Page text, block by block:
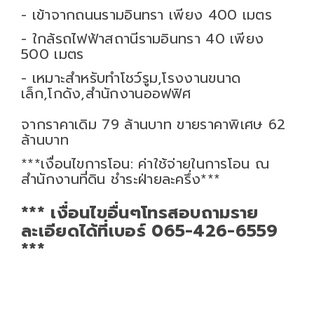
- เข้าจากถนนรามอินทรา เพียง 400 เมตร
- ใกล้รถไฟฟ้าสถานีรามอินทรา 40 เพียง
500 เมตร
- เหมาะสำหรับทำโชว์รูม,โรงงานขนาด
เล็ก,โกดัง,สำนักงานออฟฟิศ
จากราคาเดิม 79 ล้านบาท ขายราคาพิเศษ 62
ล้านบาท
***เงื่อนไขการโอน: ค่าใช้จ่ายในการโอน ณ
สำนักงานที่ดิน ชำระฝ่ายละครึ่ง***
*** เงื่อนไขอื่นๆโทรสอบถามราย
ละเอียดได้ที่เบอร์ 065-426-6559
***